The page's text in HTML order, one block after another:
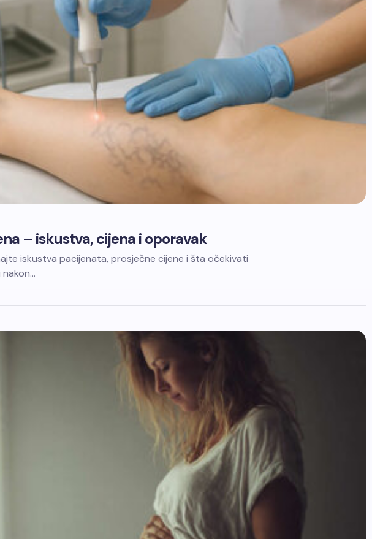
– iskustva, cijena i oporavak
iskustva pacijenata, prosječne cijene i šta očekivati